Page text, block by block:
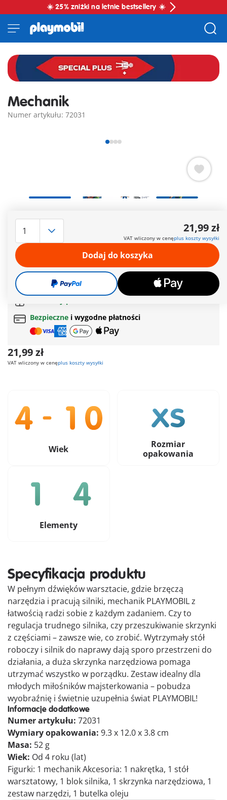
☀️ 25% zniżki na letnie bestsellery ☀️
Mechanik
Numer artykułu: 72031
wykonania następnego zlecenia! Wyposażony w klucz,
kanister z olejem i pełną skrzynkę narzędziową potrafi
naprawić każdy silnik!
Więcej informacji
Czas dostawy obecnie od 6 do 8 dni roboczych
Darmowa dostawa
200 zł
Bezpieczne i wygodne płatności
21,99 zł
VAT wliczony w cenęplus koszty wysyłki
21,99 zł
VAT wliczony w cenęplus koszty wysyłki
Dodaj do koszyka
Wiek
Rozmiar
opakowania
Elementy
Specyfikacja produktu
W pełnym dźwięków warsztacie, gdzie brzęczą
narzędzia i pracują silniki, mechanik PLAYMOBIL z
łatwością radzi sobie z każdym zadaniem. Czy to
regulacja trudnego silnika, czy przeszukiwanie skrzynki
z częściami – zawsze wie, co zrobić. Wytrzymały stół
roboczy i silnik do naprawy dają sporo przestrzeni do
działania, a duża skrzynka narzędziowa pomaga
utrzymać wszystko w porządku. Zestaw idealny dla
młodych miłośników majsterkowania – pobudza
wyobraźnię i świetnie uzupełnia świat PLAYMOBIL!
Informacje dodatkowe
Numer artykułu: 72031
Wymiary opakowania: 9.3 x 12.0 x 3.8 cm
Masa: 52 g
Wiek: Od 4 roku (lat)
Figurki: 1 mechanik Akcesoria: 1 nakrętka, 1 stół
warsztatowy, 1 blok silnika, 1 skrzynka narzędziowa, 1
zestaw narzędzi, 1 butelka oleju